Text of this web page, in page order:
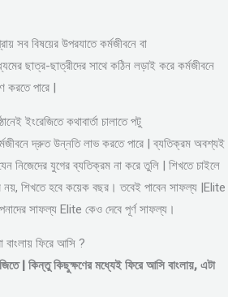
সব বিষয়ের উপরযাতে কর্মজীবনে বা
ছাত্র-ছাত্রীদের সাথে কঠিন লড়াই করে কর্মজীবনে
করতে পারে |
ইংরেজিতে কথাবার্তা চালাতে পটু
দ্রুত উন্নতি লাভ করতে পারে | ব্যতিক্রম অবশ্যই
নিজেদের যুগের ব্যতিক্রম না করে তুলি | শিখতে চাইলে
নয়, শিখতে হবে কয়েক বছর। তবেই পাবেন সাফল্য |Elite
সাফল্য Elite কেও দেবে পূর্ণ সাফল্য।
ফিরে আসি ?
| কিন্তু কিছুক্ষণের মধ্যেই ফিরে আসি বাংলায়, এটা